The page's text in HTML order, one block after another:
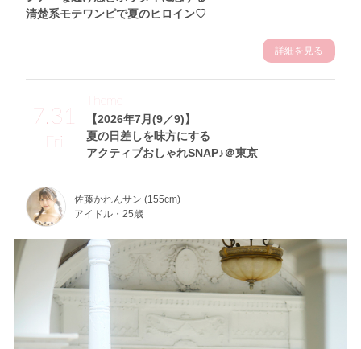
清楚系モテワンピで夏のヒロイン♡
詳細を見る
7.31
Fri
【2026年7月(9／9)】
夏の日差しを味方にする
アクティブおしゃれSNAP♪＠東京
Theme
佐藤かれんサン (155cm)
アイドル・25歳